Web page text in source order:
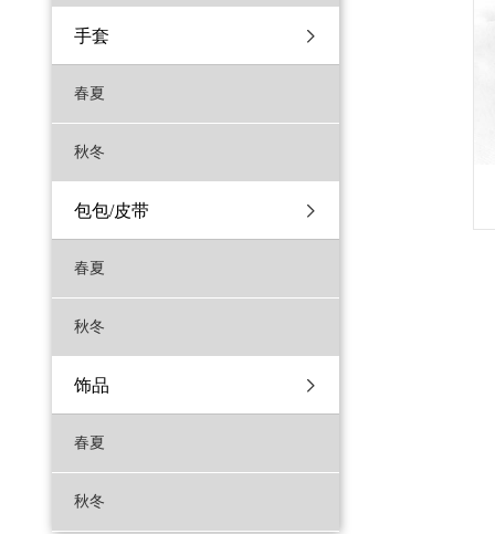
手套
春夏
秋冬
包包/皮带
春夏
秋冬
饰品
春夏
秋冬